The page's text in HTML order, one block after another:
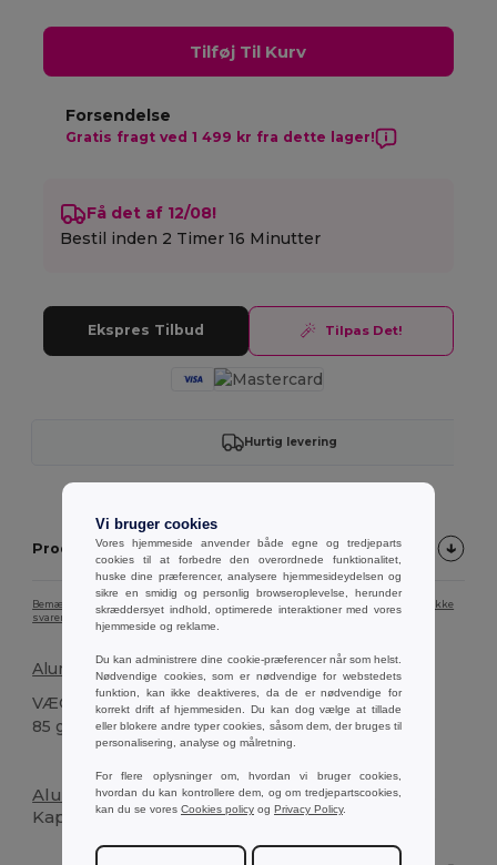
Tilføj Til Kurv
Forsendelse
Gratis fragt ved 1 499 kr fra dette lager!
Få det af 12/08!
Bestil inden 2 Timer 16 Minutter
Ekspres Tilbud Tilpas Det!
Hurtig levering
Produktbeskrivelse
Bemærk, at farven på produktbilledet på grund af skærmkalibrering muligvis ikke
svarer nøjagtigt til den faktiske produktfarve.
Aluminium
VÆGT
85 g.
Aluminiumsports flaske med rustfri stålhætte.
Kapacitet op til 500 mL. ø67 x 205 mm
Vi bruger cookies
Vores hjemmeside anvender både egne og tredjeparts
cookies til at forbedre den overordnede funktionalitet,
huske dine præferencer, analysere hjemmesideydelsen og
sikre en smidig og personlig browseroplevelse, herunder
skræddersyet indhold, optimerede interaktioner med vores
hjemmeside og reklame.
Du kan administrere dine cookie-præferencer når som helst.
Nødvendige cookies, som er nødvendige for webstedets
funktion, kan ikke deaktiveres, da de er nødvendige for
korrekt drift af hjemmesiden. Du kan dog vælge at tillade
eller blokere andre typer cookies, såsom dem, der bruges til
personalisering, analyse og målretning.
For flere oplysninger om, hvordan vi bruger cookies,
hvordan du kan kontrollere dem, og om tredjepartscookies,
kan du se vores Cookies policy og Privacy Policy.